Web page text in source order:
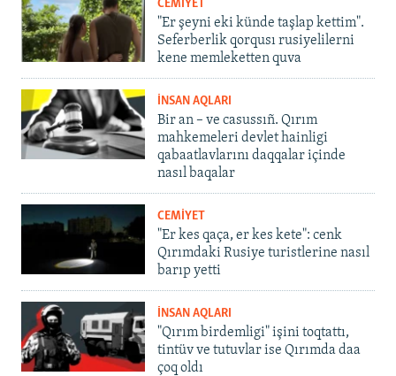
CEMİYET
"Er şeyni eki künde taşlap kettim".
Seferberlik qorqusı rusiyelilerni
kene memleketten quva
İNSAN AQLARI
Bir an – ve casussıñ. Qırım
mahkemeleri devlet hainligi
qabaatlavlarını daqqalar içinde
nasıl baqalar
CEMİYET
"Er kes qaça, er kes kete": cenk
Qırımdaki Rusiye turistlerine nasıl
barıp yetti
İNSAN AQLARI
"Qırım birdemligi" işini toqtattı,
tintüv ve tutuvlar ise Qırımda daa
çoq oldı